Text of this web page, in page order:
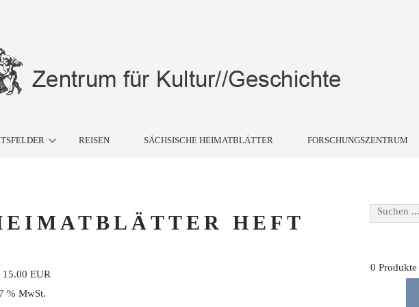
REISEN SÄCHSISCHE HEIMATBLÄTTER FORSCHUNGSZENTRUM
Suchen ...
0 Produkte
HEFT
15.00 EUR
% MwSt.